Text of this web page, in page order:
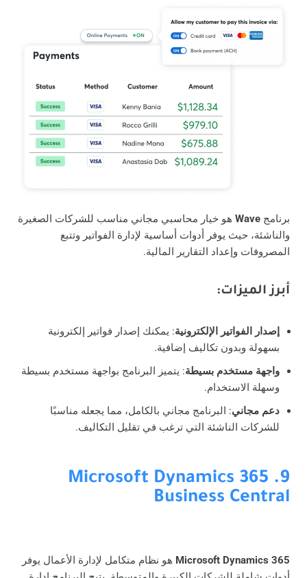
برنامج Wave هو خيار محاسبي مجاني مناسب للشركات الصغيرة
والناشئة، حيث يوفر أدوات أساسية لإدارة الفواتير وتتبع
المصروفات وإعداد التقارير المالية.
أبرز الميزات:
إصدار الفواتير الإلكترونية: يمكنك إصدار فواتير إلكترونية
بسهولة وبدون تكاليف إضافية.
واجهة مستخدم بسيطة: يتميز البرنامج بواجهة مستخدم بسيطة
وسهلة الاستخدام.
دعم مجاني: البرنامج مجاني بالكامل، مما يجعله مناسبًا
للشركات الناشئة التي ترغب في تقليل التكاليف.
9. Microsoft Dynamics 365
Business Central
Microsoft Dynamics 365 هو نظام متكامل لإدارة الأعمال يوفر